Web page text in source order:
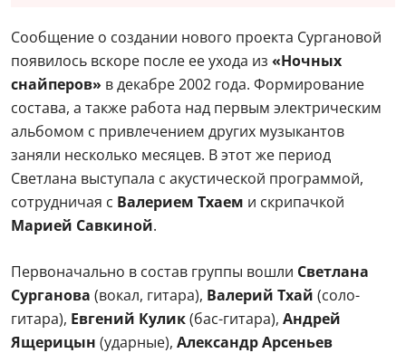
Сообщение о создании нового проекта Сургановой
появилось вскоре после ее ухода из «Ночных
снайперов» в декабре 2002 года. Формирование
состава, а также работа над первым электрическим
альбомом с привлечением других музыкантов
заняли несколько месяцев. В этот же период
Светлана выступала с акустической программой,
сотрудничая с Валерием Тхаем и скрипачкой
Марией Савкиной.
Первоначально в состав группы вошли Светлана
Сурганова (вокал, гитара), Валерий Тхай (соло-
гитара), Евгений Кулик(бас-гитара), Андрей
Ящерицын (ударные), Александр Арсеньев